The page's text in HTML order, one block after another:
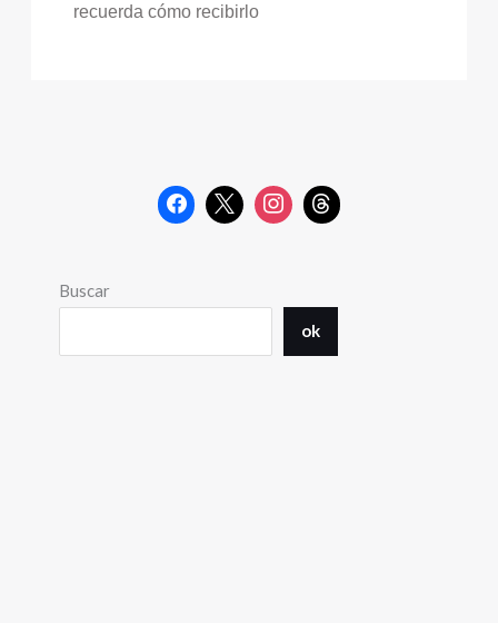
recuerda cómo recibirlo
Buscar
ok